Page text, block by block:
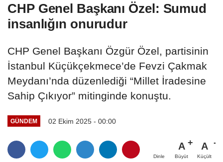
CHP Genel Başkanı Özel: Sumud
insanlığın onurudur
CHP Genel Başkanı Özgür Özel, partisinin
İstanbul Küçükçekmece’de Fevzi Çakmak
Meydanı’nda düzenlediği “Millet İradesine
Sahip Çıkıyor” mitinginde konuştu.
GÜNDEM 02 Ekim 2025 - 00:00
Dinle
A
Büyüt
A
Küçült